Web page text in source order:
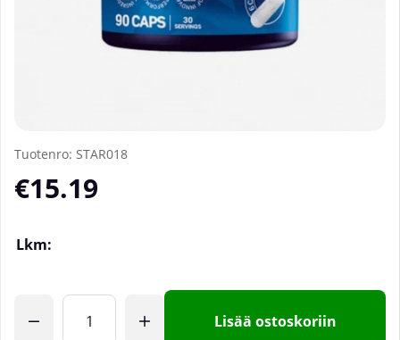
Tuotenro: STAR018
€15.19
Lkm:
Lisää ostoskoriin